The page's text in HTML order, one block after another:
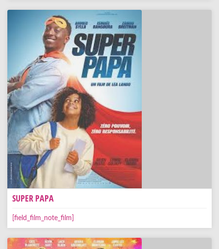
SUPER PAPA
[field_film_note_film]